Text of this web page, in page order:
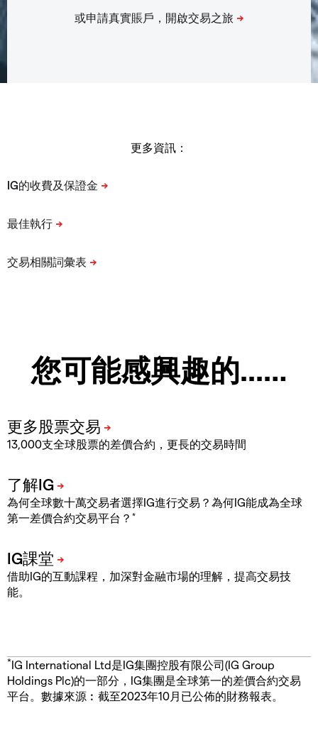
更多資訊：
您可能感興趣的...…
13,000支全球股票的差價合約，更長的交易時間
為何全球數十萬交易者選擇IG進行交易？為何IG能成為全球
第一差價合約交易平台？ *
借助IG的互動課程，加深對金融市場的理解，提高交易技
能。
*IG International Ltd是IG集團控股有限公司(IG Group
Holdings Plc)的一部分，IG集團是全球第一的差價合約交易
平台。數據來源︰截至2023年10月已公佈的財務報表。